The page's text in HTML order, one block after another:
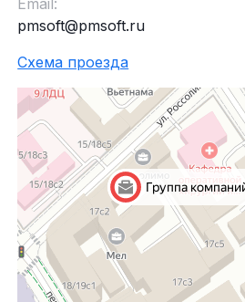
pmsoft@pmsoft.ru
Схема проезда